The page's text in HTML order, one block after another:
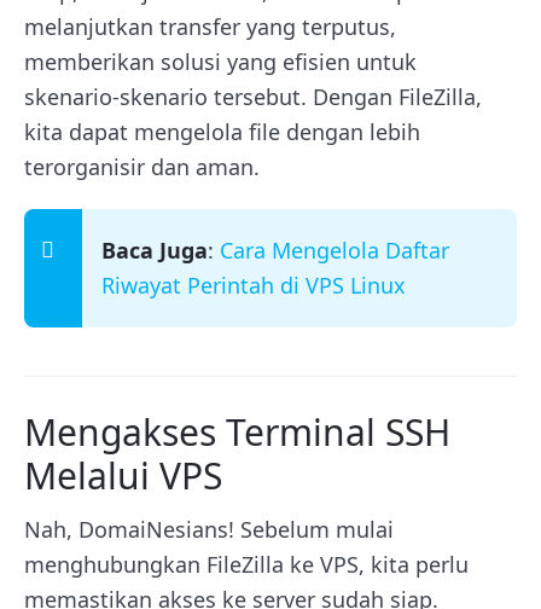
melanjutkan transfer yang terputus,
memberikan solusi yang efisien untuk
skenario-skenario tersebut. Dengan FileZilla,
kita dapat mengelola file dengan lebih
terorganisir dan aman.
Baca Juga: Cara Mengelola Daftar
Riwayat Perintah di VPS Linux
Mengakses Terminal SSH
Melalui VPS
Nah, DomaiNesians! Sebelum mulai
menghubungkan FileZilla ke VPS, kita perlu
memastikan akses ke server sudah siap.